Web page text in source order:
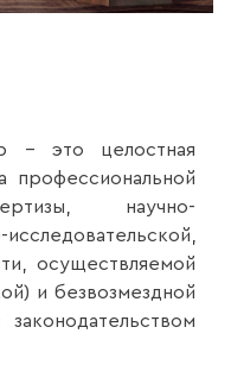
– это целостная
профессиональной
научно-
осуществляемой
и безвозмездной